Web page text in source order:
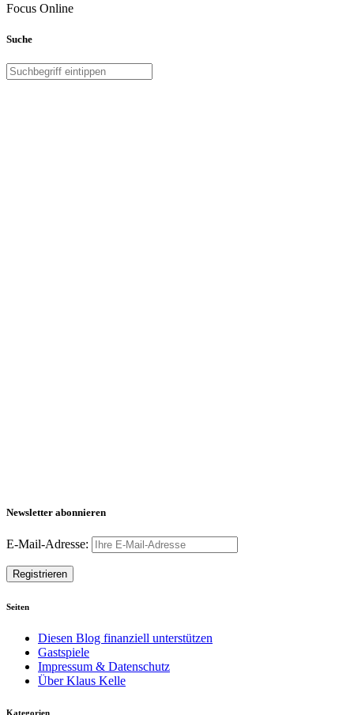
Focus Online
Suche
Newsletter abonnieren
E-Mail-Adresse:
Seiten
Diesen Blog finanziell unterstützen
Gastspiele
Impressum & Datenschutz
Über Klaus Kelle
Kategorien